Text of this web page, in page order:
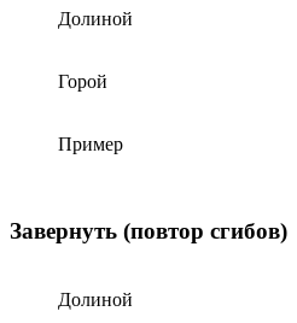
Долиной
Горой
Пример
Завернуть (повтор сгибов)
Долиной